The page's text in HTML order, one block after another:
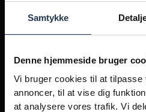
Samtykke
Denne hjemmeside bruger
Vi bruger cookies til at tilpasse
annoncer, til at vise dig
at analysere vores trafik. Vi